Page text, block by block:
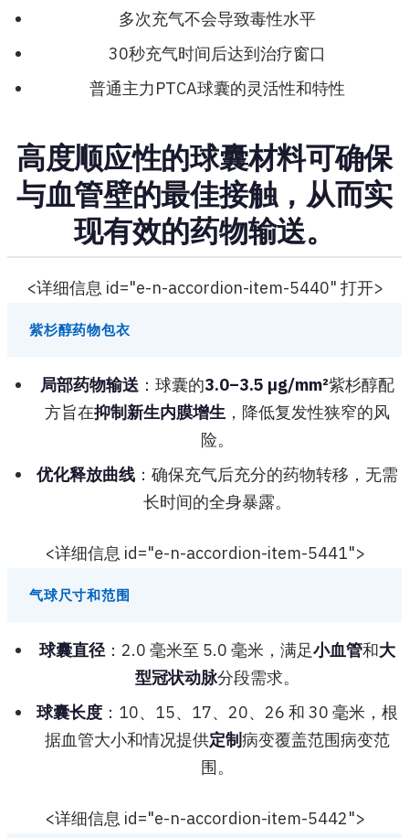
多次充气不会导致毒性水平
30秒充气时间后达到治疗窗口
普通主力PTCA球囊的灵活性和特性
高度顺应性的球囊材料可确保
与血管壁的最佳接触，从而实
现有效的药物输送。
<详细信息 id="e-n-accordion-item-5440" 打开>
紫杉醇药物包衣
局部药物输送 ：球囊的3.0–3.5 µg/mm²紫杉醇配
方旨在抑制新生内膜增生 ，降低复发性狭窄的风
险。
优化释放曲线 ：确保充气后充分的药物转移，无需
长时间的全身暴露。
<详细信息 id="e-n-accordion-item-5441">
气球尺寸和范围
球囊直径：2.0 毫米至 5.0 毫米，满足小血管和大
型冠状动脉分段需求。
球囊长度 ：10、15、17、20、26 和 30 毫米，根
据血管大小和情况提供定制病变覆盖范围病变范
围。
<详细信息 id="e-n-accordion-item-5442">